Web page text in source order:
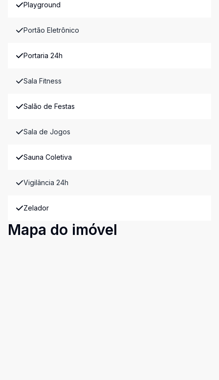
Playground
Portão Eletrônico
Portaria 24h
Sala Fitness
Salão de Festas
Sala de Jogos
Sauna Coletiva
Vigilância 24h
Zelador
Mapa do imóvel